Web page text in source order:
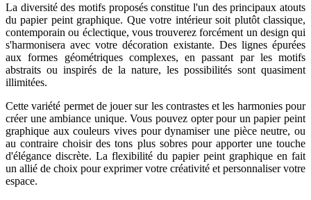
La diversité des motifs proposés constitue l'un des principaux atouts
du papier peint graphique. Que votre intérieur soit plutôt classique,
contemporain ou éclectique, vous trouverez forcément un design qui
s'harmonisera avec votre décoration existante. Des lignes épurées
aux formes géométriques complexes, en passant par les motifs
abstraits ou inspirés de la nature, les possibilités sont quasiment
illimitées.
Cette variété permet de jouer sur les contrastes et les harmonies pour
créer une ambiance unique. Vous pouvez opter pour un papier peint
graphique aux couleurs vives pour dynamiser une pièce neutre, ou
au contraire choisir des tons plus sobres pour apporter une touche
d'élégance discrète. La flexibilité du papier peint graphique en fait
un allié de choix pour exprimer votre créativité et personnaliser votre
espace.